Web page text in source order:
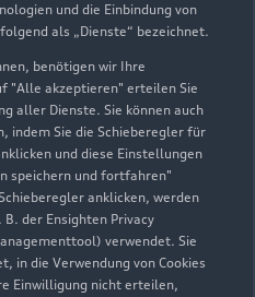
und die Einbindung von
als „Dienste“ bezeichnet.
benötigen wir Ihre
"Alle akzeptieren" erteilen Sie
aller Dienste. Sie können auch
indem Sie die Schieberegler für
und diese Einstellungen
speichern und fortfahren"
anklicken, werden
der Ensighten Privacy
verwendet. Sie
in die Verwendung von Cookies
Einwilligung nicht erteilen,